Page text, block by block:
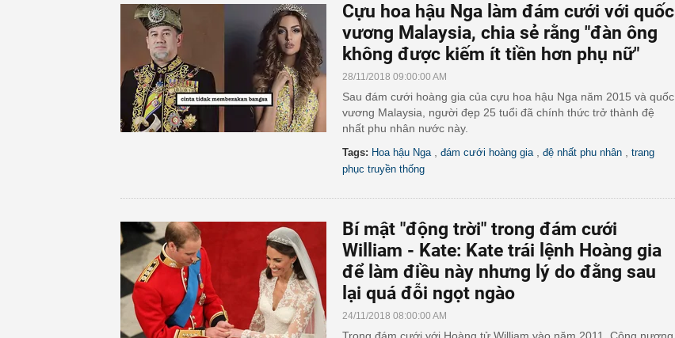
Cựu hoa hậu Nga làm đám cưới với quốc
vương Malaysia, chia sẻ rằng "đàn ông
không được kiếm ít tiền hơn phụ nữ"
28/11/2018 09:00:00 AM
Sau đám cưới hoàng gia của cựu hoa hậu Nga năm 2015 và quốc
vương Malaysia, người đẹp 25 tuổi đã chính thức trở thành đệ
nhất phu nhân nước này.
Tags: Hoa hậu Nga đám cưới hoàng gia đệ nhất phu nhân
trang
phục truyền thống
Bí mật "động trời" trong đám cưới
William - Kate: Kate trái lệnh Hoàng gia
để làm điều này nhưng lý do đằng sau
lại quá đỗi ngọt ngào
24/11/2018 08:00:00 AM